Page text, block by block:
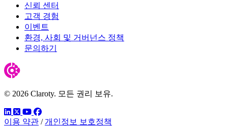
신뢰 센터
고객 경험
이벤트
환경, 사회 및 거버넌스 정책
문의하기
© 2026 Claroty. 모든 권리 보유.
링크드인
트위터유튜브
페이스북
이용 약관 / 개인정보 보호정책